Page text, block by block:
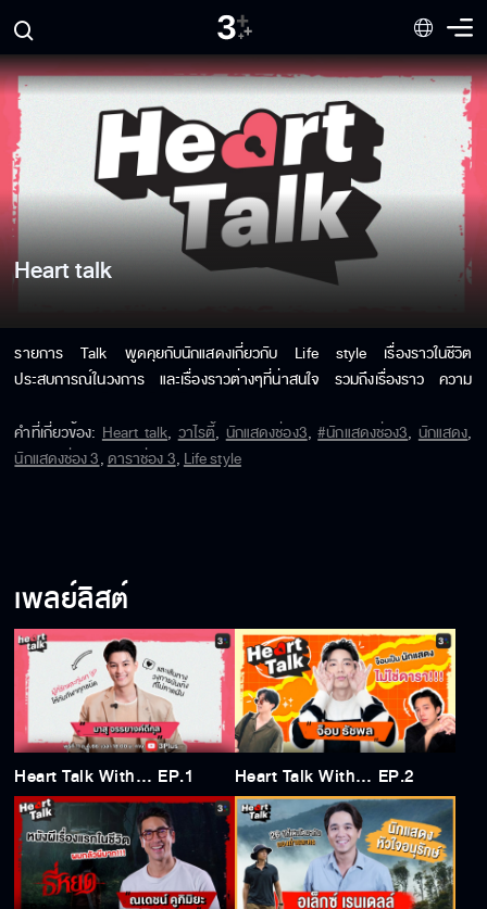
Heart talk
รายการ Talk พูดคุยกับนักแสดงเกี่ยวกับ Life style เรื่องราวในชีวิต
ประสบการณ์ในวงการ และเรื่องราวต่างๆที่น่าสนใจ รวมถึงเรื่องราว ความ
คำที่เกี่ยวข้อง: Heart talk,วาไรตี้,นักแสดงช่อง3,#นักแสดงช่อง3, นักแสดง,
นักแสดงช่อง 3,ดาราช่อง 3,Life style
เพลย์ลิสต์
Heart Talk With มาสุ จรรยางค์ดีกุล EP.1 Heart Talk With จ็อบ ธัชพล EP.2